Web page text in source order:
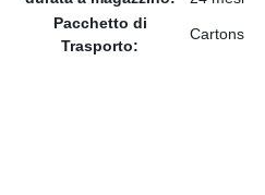
Pacchetto di
Trasporto:
Cartons